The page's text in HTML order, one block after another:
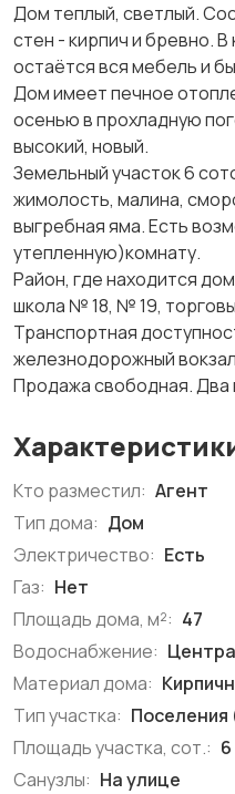
Дом теплый, светлый.
стен - кирпич и бревно.
остаётся вся мебель и
Дом имеет печное
осенью в прохладную
высокий, новый.
Земельный участок 6
жимолость, малина,
выгребная яма. Есть
утепленную)комнату.
Район, где находится
школа № 18, № 19,
Транспортная
железнодорожный
Продажа свободная. Два
Кто разместил: Агент
Тип дома: Дом
Электричество: Есть
Газ: Нет
Площадь дома, м²: 47
Водоснабжение:
Материал дома:
Тип участка:
Площадь участка, сот.: 6
Санузлы: На улице